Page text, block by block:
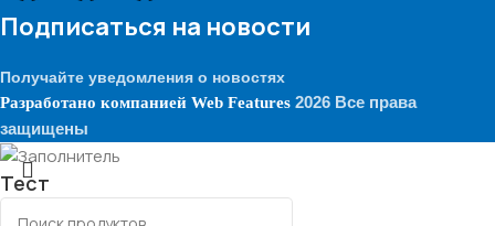
Подписаться на новости
Получайте уведомления о новостях
Разработано компанией Web Features 2026 Все права
защищены
Тест